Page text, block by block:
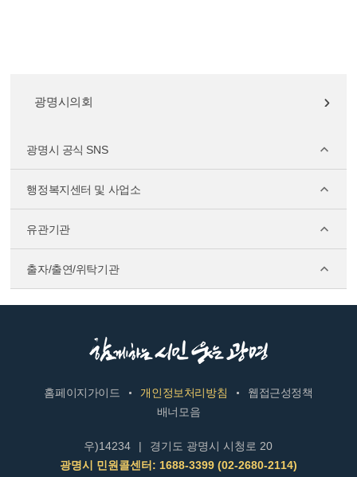
광명시의회
광명시 공식 SNS
행정복지센터 및 사업소
유관기관
출자/출연/위탁기관
홈페이지가이드 개인정보처리방침
웹접근성정책
배너모음
우)14234 |
경기도 광명시 시청로 20
광명시 민원콜센터: 1688-3399 (02-2680-2114)